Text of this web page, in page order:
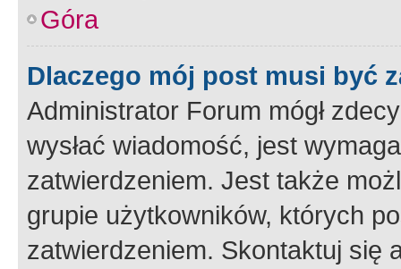
Góra
Dlaczego mój post musi być
Administrator Forum mógł
wysłać wiadomość, jest
zatwierdzeniem. Jest także
grupie użytkowników, których
zatwierdzeniem. Skontaktuj się